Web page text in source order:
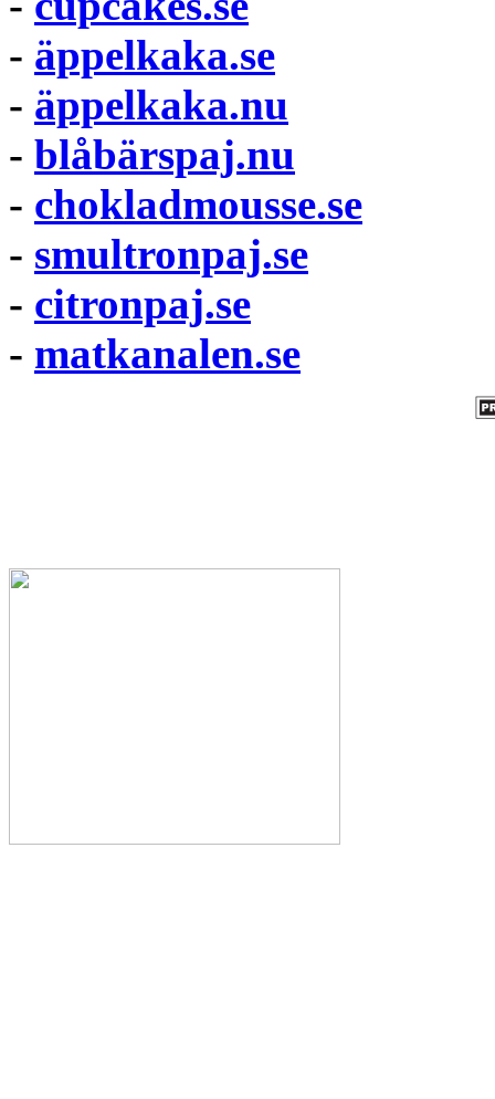
- äppelkaka.se
- äppelkaka.nu
- blåbärspaj.nu
- chokladmousse.se
- smultronpaj.se
- citronpaj.se
- matkanalen.se